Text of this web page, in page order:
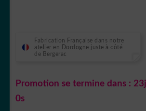
Fabrication Française dans notre
atelier en Dordogne juste à côté
de Bergerac
Promotion se termine dans :
0s